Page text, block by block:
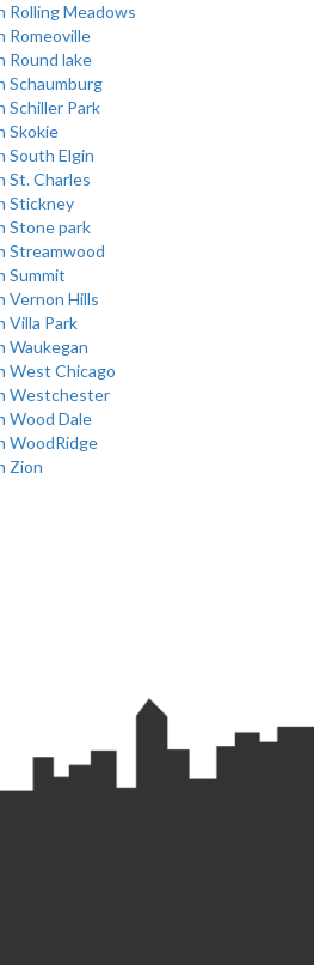
Rolling Meadows
Romeoville
Round lake
Schaumburg
Schiller Park
Skokie
South Elgin
St. Charles
Stickney
Stone park
Streamwood
Summit
Vernon Hills
Villa Park
Waukegan
West Chicago
Westchester
Wood Dale
WoodRidge
Zion